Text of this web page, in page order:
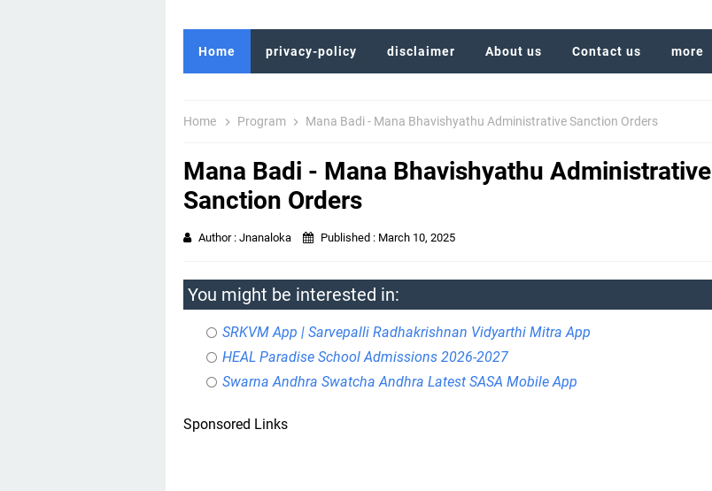
Home privacy-policy disclaimer About us Contact us more
Home Program Mana Badi - Mana Bhavishyathu Administrative Sanction Orders
Mana Badi - Mana Bhavishyathu Administrative
Sanction Orders
Author : Jnanaloka Published : March 10, 2025
You might be interested in:
SRKVM App | Sarvepalli Radhakrishnan Vidyarthi Mitra App
HEAL Paradise School Admissions 2026-2027
Swarna Andhra Swatcha Andhra Latest SASA Mobile App
Sponsored Links